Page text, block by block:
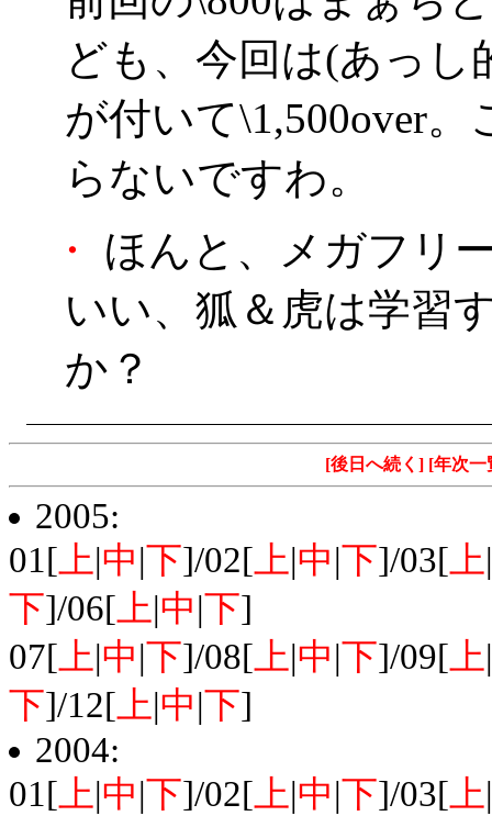
ども、今回は(あっ
が付いて\1,500over
らないですわ。
・
ほんと、メガフリ
いい、狐＆虎は学習
か？
[後日へ続く] [年次一
2005:
01[上|中|下]/02[上|中|下]/03[上|
下]/06[上|中|下]
07[上|中|下]/08[上|中|下]/09[上|
下]/12[上|中|下]
2004:
01[上|中|下]/02[上|中|下]/03[上|